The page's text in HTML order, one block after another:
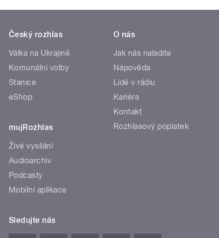
Český rozhlas
Válka na Ukrajině
Komunální volby
Stanice
eShop
mujRozhlas
Živé vysílání
Audioarchiv
Podcasty
Mobilní aplikace
O nás
Jak nás naladíte
Nápověda
Lidé v rádiu
Kariéra
Kontakt
Rozhlasový poplatek
Sledujte nás